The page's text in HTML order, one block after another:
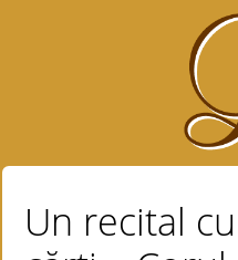
Un recital